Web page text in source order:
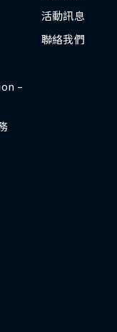
–
活動訊息
聯絡我們